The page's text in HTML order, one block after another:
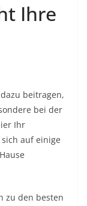
Ihre
beitragen,
bei der
Ihr
auf einige
zu den besten